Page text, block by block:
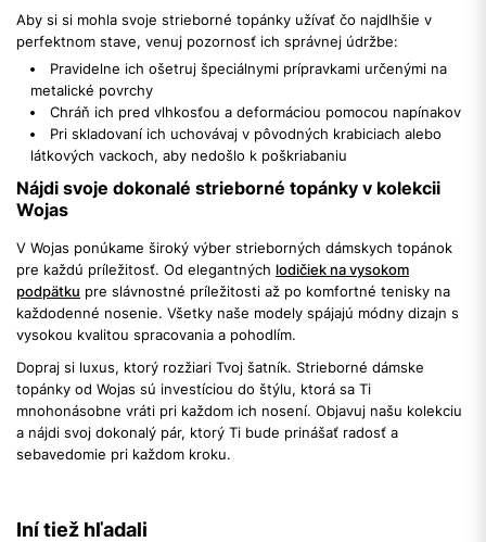
Aby si si mohla svoje strieborné topánky užívať čo najdlhšie v
perfektnom stave, venuj pozornosť ich správnej údržbe:
Pravidelne ich ošetruj špeciálnymi prípravkami určenými na
metalické povrchy
Chráň ich pred vlhkosťou a deformáciou pomocou napínakov
Pri skladovaní ich uchovávaj v pôvodných krabiciach alebo
látkových vackoch, aby nedošlo k poškriabaniu
Nájdi svoje dokonalé strieborné topánky v kolekcii
Wojas
V Wojas ponúkame široký výber strieborných dámskych topánok
pre každú príležitosť. Od elegantných lodičiek na vysokom
podpätku pre slávnostné príležitosti až po komfortné tenisky na
každodenné nosenie. Všetky naše modely spájajú módny dizajn s
vysokou kvalitou spracovania a pohodlím.
Dopraj si luxus, ktorý rozžiari Tvoj šatník. Strieborné dámske
topánky od Wojas sú investíciou do štýlu, ktorá sa Ti
mnohonásobne vráti pri každom ich nosení. Objavuj našu kolekciu
a nájdi svoj dokonalý pár, ktorý Ti bude prinášať radosť a
sebavedomie pri každom kroku.
Iní tiež hľadali